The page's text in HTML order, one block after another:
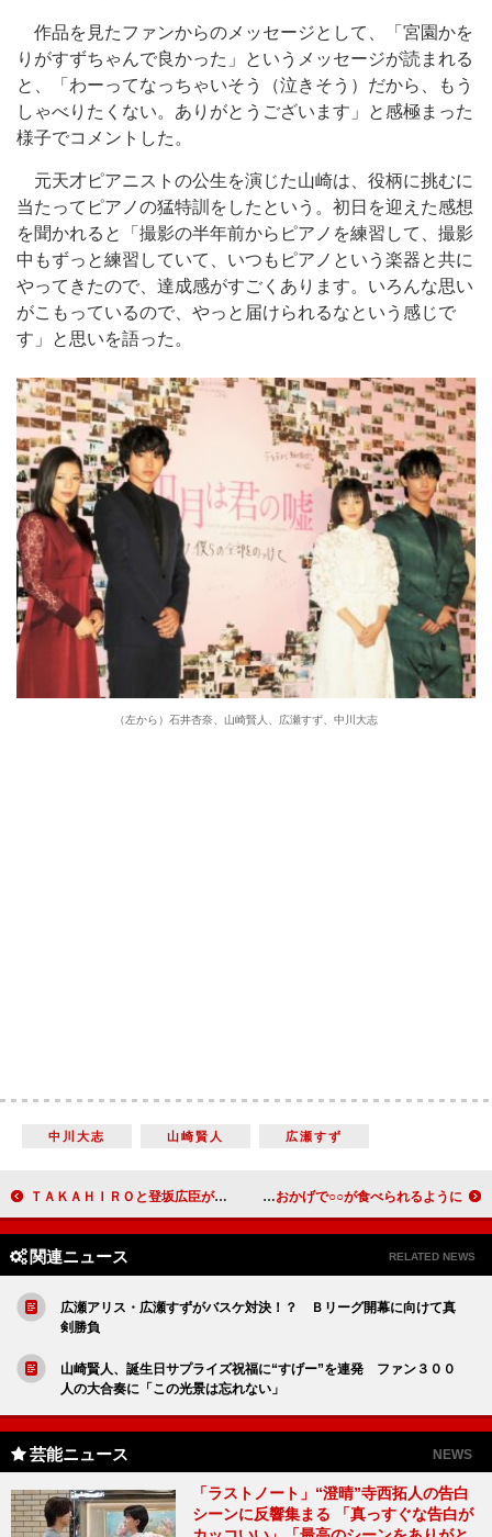
作品を見たファンからのメッセージとして、「宮園かを
りがすずちゃんで良かった」というメッセージが読まれる
と、「わーってなっちゃいそう（泣きそう）だから、もう
しゃべりたくない。ありがとうございます」と感極まった
様子でコメントした。
元天才ピアニストの公生を演じた山崎は、役柄に挑むに
当たってピアノの猛特訓をしたという。初日を迎えた感想
を聞かれると「撮影の半年前からピアノを練習して、撮影
中もずっと練習していて、いつもピアノという楽器と共に
やってきたので、達成感がすごくあります。いろんな思い
がこもっているので、やっと届けられるなという感じで
す」と思いを語った。
（左から）石井杏奈、山崎賢人、広瀬すず、中川大志
中川大志 山崎賢人 広瀬すず
ＴＡＫＡＨＩＲＯと登坂広臣が表紙に登場 艶男のレザーとデニムを披露 川口春奈“にがあま”エピソードを披露 プロのおかげで○○が食べられるように
関連ニュース RELATED NEWS
広瀬アリス・広瀬すずがバスケ対決！？ Ｂリーグ開幕に向けて真
剣勝負
山崎賢人、誕生日サプライズ祝福に“すげー”を連発 ファン３００
人の大合奏に「この光景は忘れない」
芸能ニュース NEWS
「ラストノート」“澄晴”寺西拓人の告白
シーンに反響集まる 「真っすぐな告白が